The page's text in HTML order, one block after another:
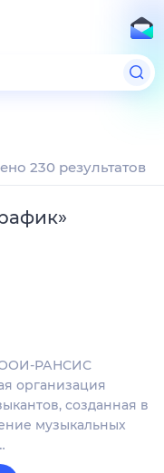
230 результатов
»
РАНСИС
организация
созданная в
музыкальных